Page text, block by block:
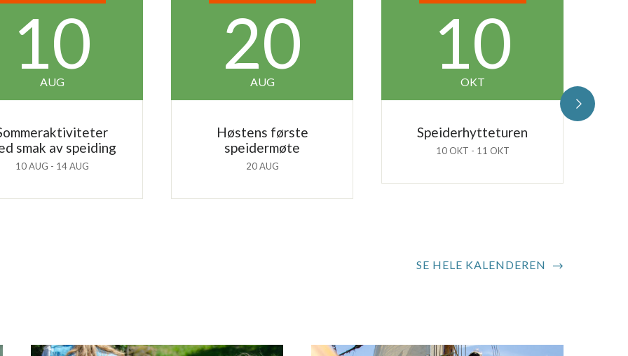
10
AUG
smak av speiding
10 AUG - 14 AUG
20
AUG
Høstens første
speidermøte
20 AUG
10
OKT
Speiderhytteturen
10 OKT - 11 OKT
SE HELE KALENDEREN